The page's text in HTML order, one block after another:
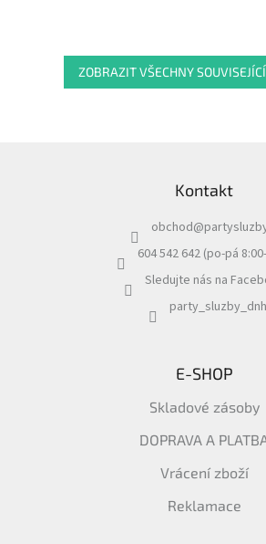
ZOBRAZIT VŠECHNY
Kontakt
obchod@
604 542 642 (po-pá
Sledujte nás na
party_sluzby_dnh
E-SHOP
Skladové zásoby
DOPRAVA A
Vrácení zboží
Reklamace